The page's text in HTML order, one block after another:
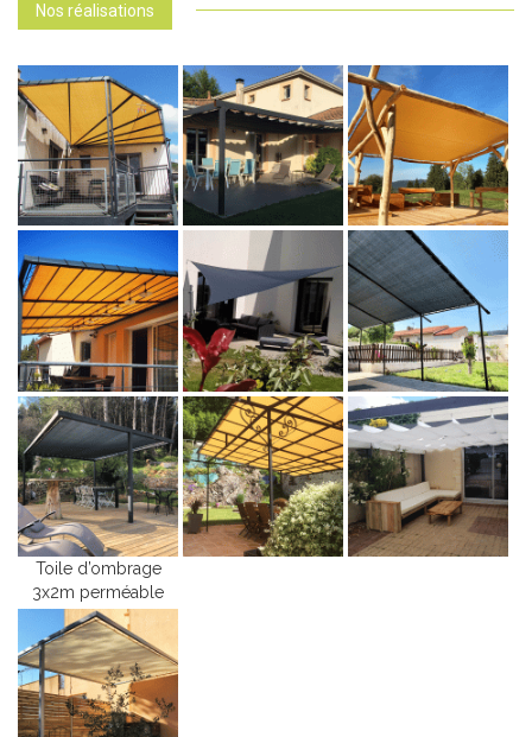
Nos réalisations
Toile d’ombrage
3x2m perméable